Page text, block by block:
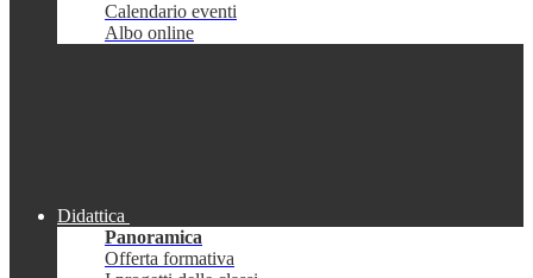
Calendario eventi
Albo online
Didattica
Panoramica
Offerta formativa